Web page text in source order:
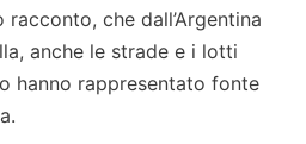
che dall’Argentina
anche le strade e i lotti
hanno rappresentato fonte